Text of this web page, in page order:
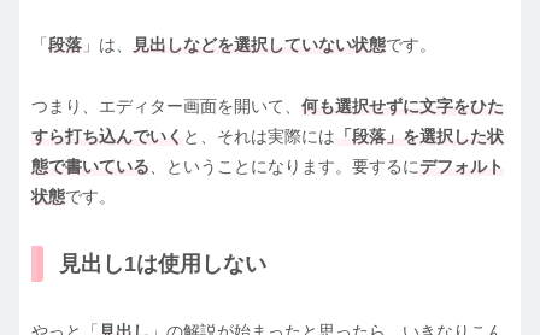
「 段落 」は、 見出しなどを選択していない状態です。
つまり、エディター画面を開いて、 何も選択せずに文字をひた
すら打ち込んでいく と、それは実際には 「段落」を選択した状
態で書いている 、ということになります。要するにデフォルト
状態です。
見出し1は使用しない
やっと「 見出し 」の解説が始まったと思ったら、いきなりこん